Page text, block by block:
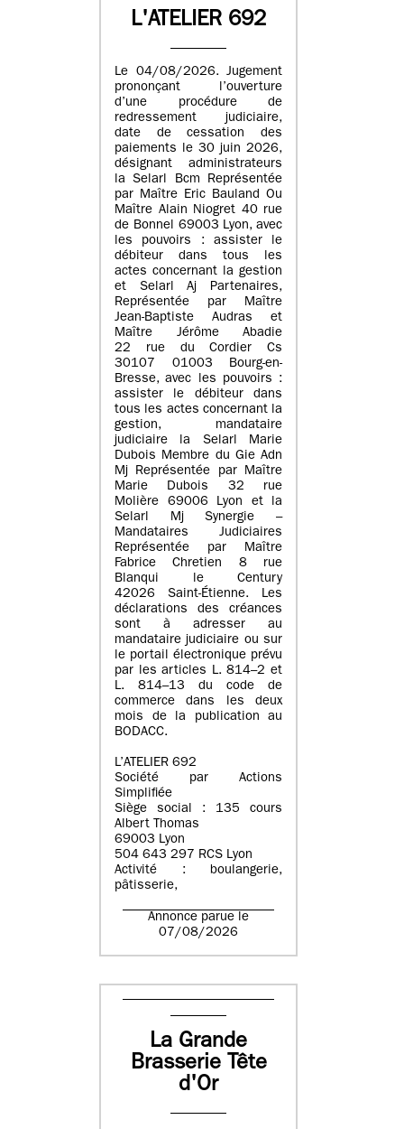
L'ATELIER 692
Le 04/08/2026. Jugement
prononçant l’ouverture
d’une procédure de
redressement judiciaire,
date de cessation des
paiements le 30 juin 2026,
désignant administrateurs
la Selarl Bcm Représentée
par Maître Eric Bauland Ou
Maître Alain Niogret 40 rue
de Bonnel 69003 Lyon, avec
les pouvoirs : assister le
débiteur dans tous les
actes concernant la gestion
et Selarl Aj Partenaires,
Représentée par Maître
Jean-Baptiste Audras et
Maître Jérôme Abadie
22 rue du Cordier Cs
30107 01003 Bourg-en-
Bresse, avec les pouvoirs :
assister le débiteur dans
tous les actes concernant la
gestion, mandataire
judiciaire la Selarl Marie
Dubois Membre du Gie Adn
Mj Représentée par Maître
Marie Dubois 32 rue
Molière 69006 Lyon et la
Selarl Mj Synergie –
Mandataires Judiciaires
Représentée par Maître
Fabrice Chretien 8 rue
Blanqui le Century
42026 Saint-Étienne. Les
déclarations des créances
sont à adresser au
mandataire judiciaire ou sur
le portail électronique prévu
par les articles L. 814–2 et
L. 814–13 du code de
commerce dans les deux
mois de la publication au
BODACC.
L’ATELIER 692
Société par Actions
Simplifiée
Siège social : 135 cours
Albert Thomas
69003 Lyon
504 643 297 RCS Lyon
Activité : boulangerie,
pâtisserie,
Annonce parue le
07/08/2026
La Grande
Brasserie Tête
d'Or